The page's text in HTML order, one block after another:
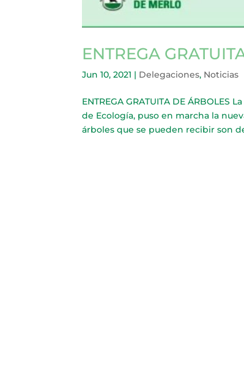
ENTREGA
Jun 10, 2021 | Delegaciones, Noticias
ENTREGA GRATUITA DE
de Ecología, puso en marcha la
árboles que se pueden recibir son